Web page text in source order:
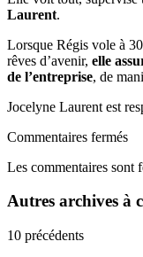
Laurent.
Lorsque Régis vole à
rêves d’avenir, elle
de l’entreprise, de
Jocelyne Laurent est
Commentaires fermés
Les commentaires sont
Autres archives à
10 précédents